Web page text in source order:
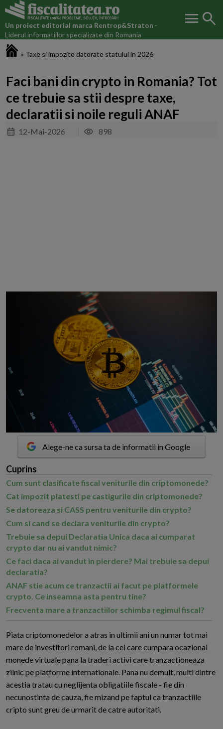
Un proiect editorial marca Rentrop&Straton -
Liderul informatiilor specializate din Romania
menu search
» Taxe si impozite datorate statului in 2026
Faci bani din crypto in Romania? Tot
ce trebuie sa stii despre taxe,
declaratii si noile reguli ANAF
12-Mai-2026 898
Alege-ne ca sursa ta de informatii in Google
Cuprins
Cum sunt clasificate fiscal veniturile din criptomonede?
Cat impozit platesti pe castigurile din criptomonede?
Se datoreaza si CASS pentru veniturile din crypto?
Cum si cand se declara veniturile din crypto?
Trebuie sa depui Declaratia Unica daca ai cumparat
crypto dar nu ai vandut nimic?
Ce faci daca ai vandut in pierdere? Mai trebuie sa depui
declaratia?
ANAF stie acum ce tranzactii ai facut pe platformele
crypto. Ce inseamna asta pentru tine?
Frecventa mare a tranzactiilor schimba regimul fiscal?
Piata criptomonedelor a atras in ultimii ani un numar tot mai
mare de investitori romani, de la cei care cumpara ocazional
monede virtuale pana la traderi activi care tranzactioneaza
zilnic pe platforme internationale. Pana nu demult, multi dintre
acestia tratau cu neglijenta obligatiile fiscale - fie din
necunostinta de cauza, fie mizand pe faptul ca tranzactiile
cripto sunt greu de urmarit de catre autoritati.